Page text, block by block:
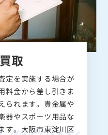
取
定を実施する場合が
料金から差し引きま
られます。貴金属や
器やスポーツ用品な
す。大阪市東淀川区